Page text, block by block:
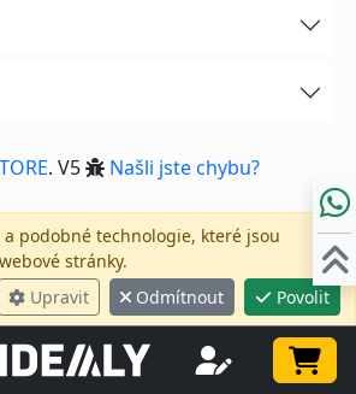
. V5 Našli jste chybu?
a podobné technologie, které jsou
stránky.
Upravit
Odmítnout Povolit